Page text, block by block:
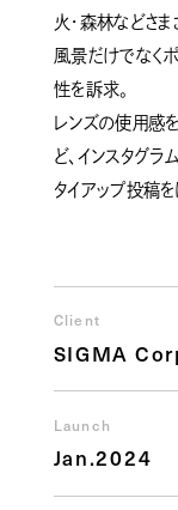
火・森林などさま
風景だけでなく
性を訴求。
レンズの使用感
ど、インスタグラ
タイアップ投稿を
Client
SIGMA
Launch
Jan.2024